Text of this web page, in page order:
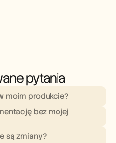
pytania
moim produkcie?
bez mojej
są zmiany?